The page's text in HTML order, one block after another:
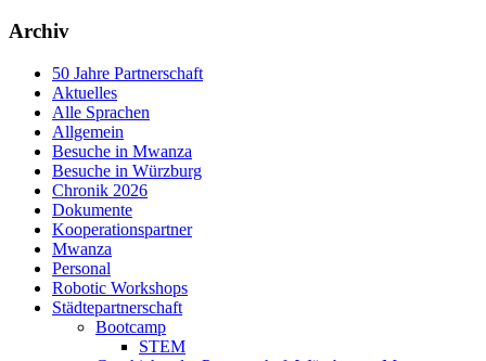
Archiv
50 Jahre Partnerschaft
Aktuelles
Alle Sprachen
Allgemein
Besuche in Mwanza
Besuche in Würzburg
Chronik 2026
Dokumente
Kooperationspartner
Mwanza
Personal
Robotic Workshops
Städtepartnerschaft
Bootcamp
STEM